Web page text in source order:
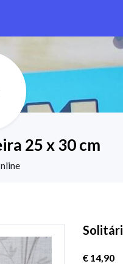
25 x 30 cm
€ 14,90